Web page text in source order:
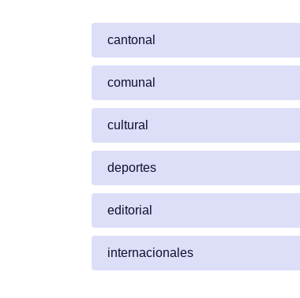
cantonal
comunal
cultural
deportes
editorial
internacionales